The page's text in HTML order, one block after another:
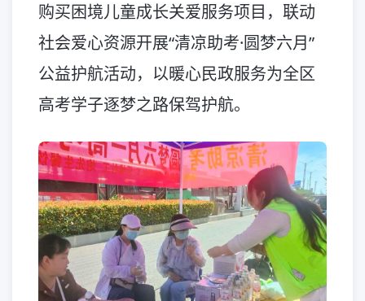
购买困境儿童成长关爱服务项目，联动
社会爱心资源开展“清凉助考·圆梦六月”
公益护航活动，以暖心民政服务为全区
高考学子逐梦之路保驾护航。